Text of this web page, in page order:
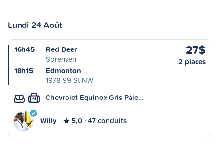
Lundi 24 Août
16h45
Red Deer
Sorensen
18h15
Edmonton
1978 99 St NW
27$
2 places
M Chevrolet Equinox Gris Pâle…
Willy 5,0 47 conduits